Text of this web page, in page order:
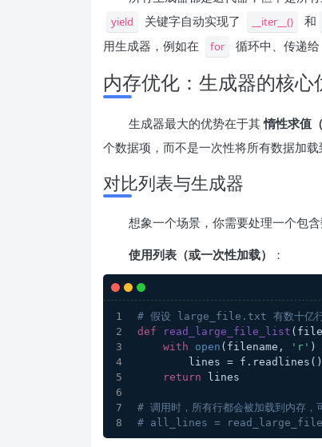
yield 关键字自动实现了 __iter__() 和
用生成器，例如在
for 循环中、传递给
内存优化：生成器的核心
生成器最大的优势在于其惰性求值
个数据项，而不是一次性将所有数据加
对比列表与生成器
想象一个场景，你需要处理一个包含
使用列表（或一次性加载）
：
# 假设 large_file.txt 有数十亿
def
read_large_file_list (
with
open (filename, 'r' )
lines =
return lines
# 调用时，所有行都会被加载到内存，
# all_lines =